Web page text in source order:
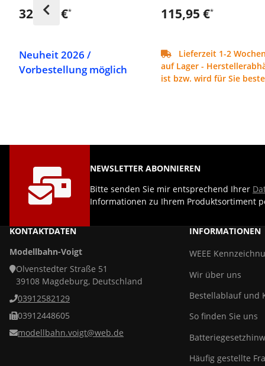
DB-AG ,Ep VI - Sound Version
326,95 €*
Neuheit 2026 /
Vorbestellung möglich
115,95 €*
Lieferzeit 1-2
auf Lager -
ist bzw. wird für Sie
KONTAKTDATEN
Modellbahn-Voigt
Olvenstedter Straße 51
39108 Magdeburg, Deutschland
03912582129
03912448605
modellbahn.voigt@web.de
INFORMATIONEN
WEEE
Wir über uns
Bestellablauf und
So finden Sie uns
Häufig gestellte
NEWSLETTER ABONNIEREN
Bitte senden Sie mir entsprechend Ihrer
Informationen zu Ihrem Produktsortiment